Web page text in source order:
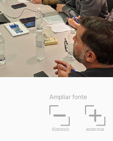
Ampliar fonte
diminuir aumentar